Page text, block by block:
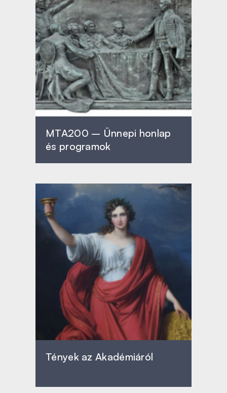
MTA200 – Ünnepi honlap
és programok
Tények az Akadémiáról